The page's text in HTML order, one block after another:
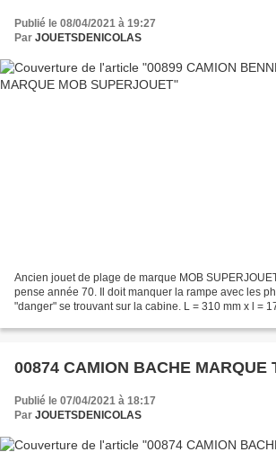
Publié le 08/04/2021 à 19:27
Par JOUETSDENICOLAS
Ancien jouet de plage de marque MOB
pense année 70. Il doit manquer la rampe avec les
"danger" se trouvant sur la cabine. L = 310 mm x l =
00874 CAMION BACHE MARQUE
Publié le 07/04/2021 à 18:17
Par JOUETSDENICOLAS